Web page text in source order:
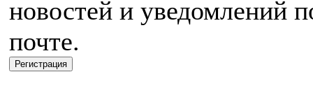
новостей и уведомлений
почте.